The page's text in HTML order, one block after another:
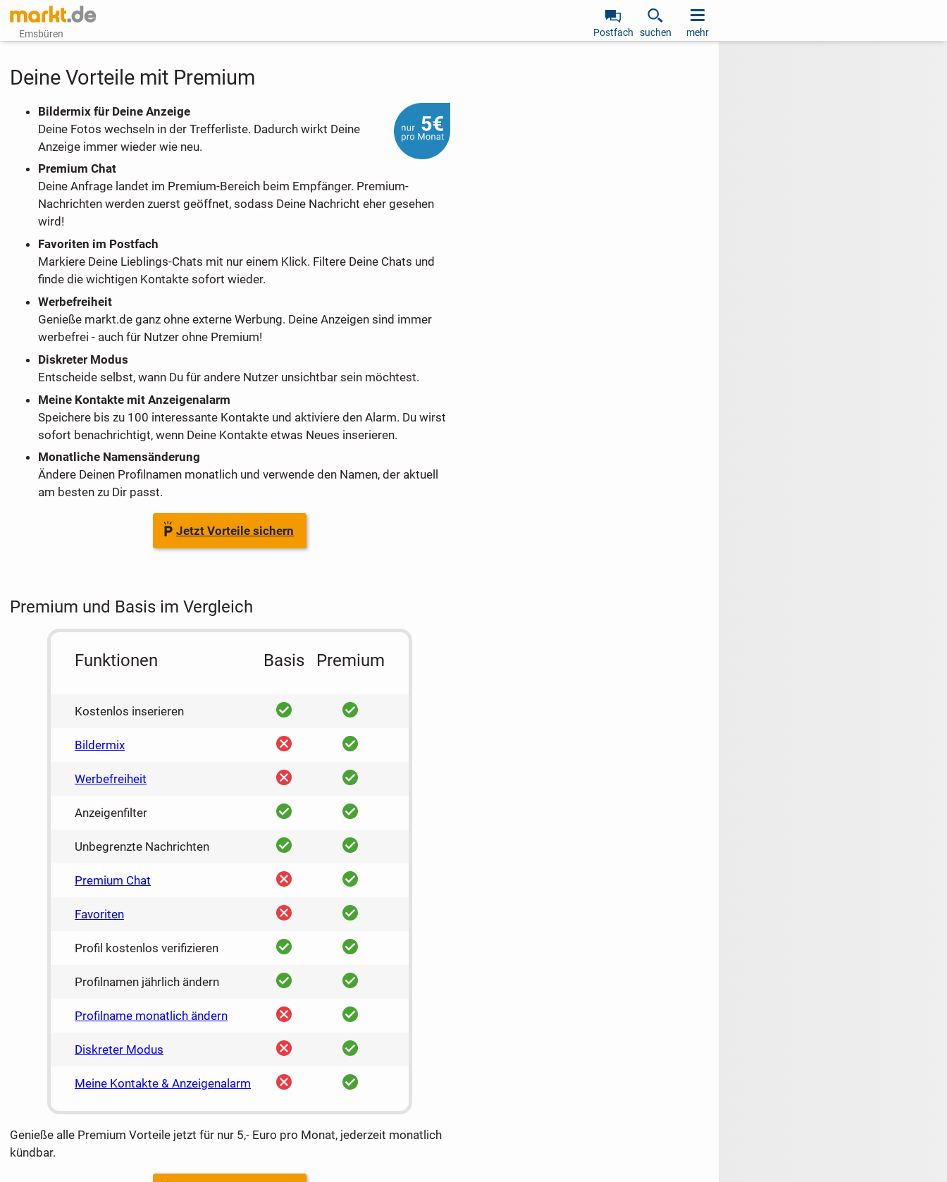
Emsbüren Postfach suchen mehr
Deine Vorteile mit Premium
Bildermix für Deine Anzeige
Deine Fotos wechseln in der Trefferliste. Dadurch wirkt Deine
Anzeige immer wieder wie neu.
Premium Chat
Deine Anfrage landet im Premium-Bereich beim Empfänger. Premium-
Nachrichten werden zuerst geöffnet, sodass Deine Nachricht eher gesehen
wird!
Favoriten im Postfach
Markiere Deine Lieblings-Chats mit nur einem Klick. Filtere Deine Chats und
finde die wichtigen Kontakte sofort wieder.
Werbefreiheit
Genieße markt.de ganz ohne externe Werbung. Deine Anzeigen sind immer
werbefrei - auch für Nutzer ohne Premium!
Diskreter Modus
Entscheide selbst, wann Du für andere Nutzer unsichtbar sein möchtest.
Meine Kontakte mit Anzeigenalarm
Speichere bis zu 100 interessante Kontakte und aktiviere den Alarm. Du wirst
sofort benachrichtigt, wenn Deine Kontakte etwas Neues inserieren.
Monatliche Namensänderung
Ändere Deinen Profilnamen monatlich und verwende den Namen, der aktuell
am besten zu Dir passt.
Jetzt Vorteile sichern
Premium und Basis im Vergleich
Funktionen Basis Premium
Kostenlos inserieren ja ja
Bildermix nein ja
Werbefreiheit nein ja
Anzeigenfilter ja ja
Unbegrenzte Nachrichten ja ja
Premium Chat nein ja
Favoriten nein ja
Profil kostenlos verifizieren ja ja
Profilnamen jährlich ändern ja ja
Profilname monatlich ändern nein ja
Diskreter Modus nein ja
Meine Kontakte & Anzeigenalarm nein ja
Genieße alle Premium Vorteile jetzt für nur 5,- Euro pro Monat, jederzeit monatlich
kündbar.